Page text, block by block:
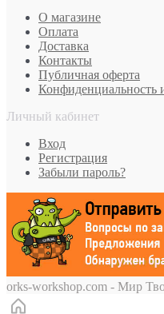
О магазине
Оплата
Доставка
Контакты
Публичная оферта
Конфиденциальность
Личный кабинет
Вход
Регистрация
Забыли пароль?
orks-workshop.com - Мир